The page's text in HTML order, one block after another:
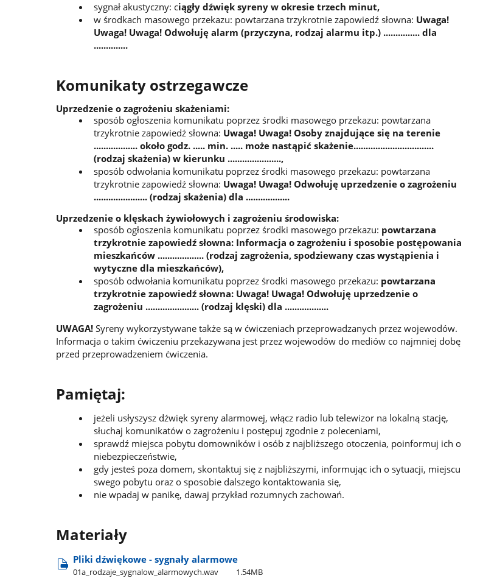
sygnał akustyczny: ciągły dźwięk syreny w okresie trzech minut,
w środkach masowego przekazu: powtarzana trzykrotnie zapowiedź słowna: Uwaga!
Uwaga! Uwaga! Odwołuję alarm (przyczyna, rodzaj alarmu itp.) ............... dla
..............
Komunikaty ostrzegawcze
Uprzedzenie o zagrożeniu skażeniami:
sposób ogłoszenia komunikatu poprzez środki masowego przekazu: powtarzana
trzykrotnie zapowiedź słowna: Uwaga! Uwaga! Osoby znajdujące się na terenie
.................. około godz. ..... min. ..... może nastąpić skażenie.................................
(rodzaj skażenia) w kierunku ......................,
sposób odwołania komunikatu poprzez środki masowego przekazu: powtarzana
trzykrotnie zapowiedź słowna: Uwaga! Uwaga! Odwołuję uprzedzenie o zagrożeniu
...................... (rodzaj skażenia) dla ..................
Uprzedzenie o klęskach żywiołowych i zagrożeniu środowiska:
sposób ogłoszenia komunikatu poprzez środki masowego przekazu: powtarzana
trzykrotnie zapowiedź słowna: Informacja o zagrożeniu i sposobie postępowania
mieszkańców ................... (rodzaj zagrożenia, spodziewany czas wystąpienia i
wytyczne dla mieszkańców),
sposób odwołania komunikatu poprzez środki masowego przekazu: powtarzana
trzykrotnie zapowiedź słowna: Uwaga! Uwaga! Odwołuję uprzedzenie o
zagrożeniu ...................... (rodzaj klęski) dla ..................
UWAGA! Syreny wykorzystywane także są w ćwiczeniach przeprowadzanych przez wojewodów.
Informacja o takim ćwiczeniu przekazywana jest przez wojewodów do mediów co najmniej dobę
przed przeprowadzeniem ćwiczenia.
Pamiętaj:
jeżeli usłyszysz dźwięk syreny alarmowej, włącz radio lub telewizor na lokalną stację,
słuchaj komunikatów o zagrożeniu i postępuj zgodnie z poleceniami,
sprawdź miejsca pobytu domowników i osób z najbliższego otoczenia, poinformuj ich o
niebezpieczeństwie,
gdy jesteś poza domem, skontaktuj się z najbliższymi, informując ich o sytuacji, miejscu
swego pobytu oraz o sposobie dalszego kontaktowania się,
nie wpadaj w panikę, dawaj przykład rozumnych zachowań.
Materiały
Pliki dźwiękowe - sygnały alarmowe
01a​_rodzaje​_sygnalow​_alarmowych.wav 1.54MB